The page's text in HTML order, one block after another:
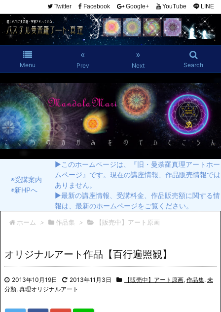
Menu
«
Prev
»
Next Search
Twitter Facebook Google+ YouTube LINE
◉受講案内
◉新HPへ
▶︎このホームページは、『旧・曼荼羅真理アートホー
ムページ』です。現在の講座情報、作品販売情報では
ありません。
▶︎最新の講座情報、受講料金、作品販売額に関する情
報は、最新のホームページをご覧ください。
ホーム > 作品集 > 【販売中】アート原画
オリジナルアート作品【百行遍照観】
2013年10月19日 2013年11月3日 【販売中】アート原画, 作品集, 未
分類, 真理オリジナルアート